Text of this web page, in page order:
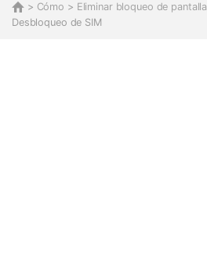
> Cómo > Eliminar bloqueo de pantalla
Desbloqueo de SIM